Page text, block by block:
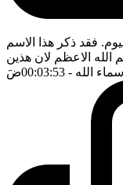
فقد ذكر هذا الاسم
الله الاعظم لان هذين
الله - 00:03:53 ضَ